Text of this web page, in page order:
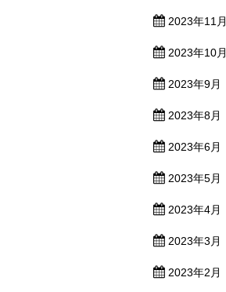
2023年11月
2023年10月
2023年9月
2023年8月
2023年6月
2023年5月
2023年4月
2023年3月
2023年2月